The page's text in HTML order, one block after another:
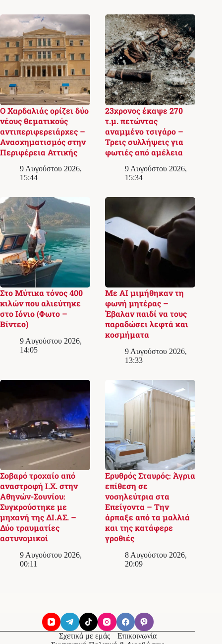
Ο Χαρδαλιάς ορίζει δύο
νέους θεματικούς
αντιπεριφερειάρχες –
Ανασχηματισμός στην
Περιφέρεια Αττικής
9 Αυγούστου 2026,
15:44
23χρονος έκαψε 270
τ.μ. πετώντας
αναμμένο τσιγάρο –
Τρεις συλλήψεις για
φωτιές από αμέλεια
9 Αυγούστου 2026,
15:34
Στο Μύτικα τόνος 400
κιλών που αλιεύτηκε
στο Ιόνιο (Φωτο –
Βίντεο)
9 Αυγούστου 2026,
14:05
Με AI μιμήθηκαν τη
φωνή μητέρας –
Έβαλαν παιδί να τους
παραδώσει λεφτά και
κοσμήματα
9 Αυγούστου 2026,
13:33
Σοβαρό τροχαίο από
αναστροφή Ι.Χ. στην
Αθηνών-Σουνίου:
Συγκρούστηκε με
μηχανή της ΔΙ.ΑΣ. –
Δύο τραυματίες
αστυνομικοί
9 Αυγούστου 2026,
00:11
Ερυθρός Σταυρός: Άγρια
επίθεση σε
νοσηλεύτρια στα
Επείγοντα – Την
άρπαξε από τα μαλλιά
και της κατάφερε
γροθιές
8 Αυγούστου 2026,
20:09
Σχετικά με εμάς
Επικοινωνία